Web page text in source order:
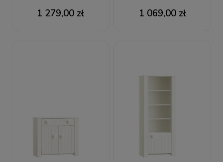
1 279,00 zł
1 069,00 zł